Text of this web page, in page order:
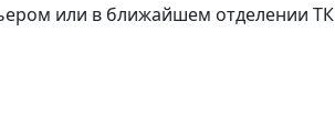
или в ближайшем отделении ТК